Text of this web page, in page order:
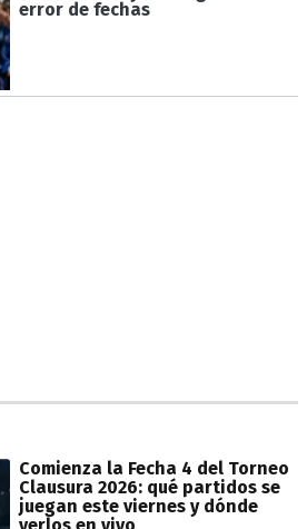
error de fechas
Comienza la Fecha 4 del Torneo
Clausura 2026: qué partidos se
juegan este viernes y dónde